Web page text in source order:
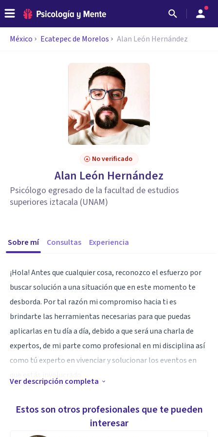
México Ecatepec de Morelos Alan León Hernández
No verificado
Alan León Hernández
Psicólogo egresado de la facultad de estudios
superiores iztacala (UNAM)
Sobre mí Consultas Experiencia
¡Hola! Antes que cualquier cosa, reconozco el esfuerzo por
buscar solución a una situación que en este momento te
desborda. Por tal razón mi compromiso hacia ti es
brindarte las herramientas necesarias para que puedas
aplicarlas en tu día a día, debido a que será una charla de
expertos, de mi parte como profesional en mi disciplina así
como tú experto en vivenciar y solucionar los eventos en
Tengo experiencia con adolescentes y adultos tanto en
autoestima, problemas emocionales, de pareja, trato con
victimas de violencia como en adicciones.
Ver descripción completa
Estos son otros profesionales que te pueden
interesar